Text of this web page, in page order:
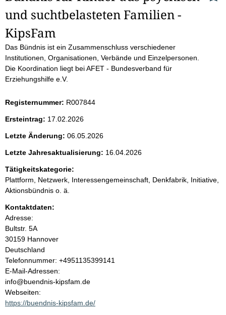
e
i
t
e
n
i
n
h
a
l
t
und suchtbelasteten Familien -
KipsFam
Das Bündnis ist ein Zusammenschluss verschiedener
Institutionen, Organisationen, Verbände und Einzelpersonen.
Die Koordination liegt bei AFET - Bundesverband für
Erziehungshilfe e.V.
Registernummer: R007844
Ersteintrag: 17.02.2026
Letzte Änderung: 06.05.2026
Letzte Jahresaktualisierung: 16.04.2026
Tätigkeitskategorie:
Plattform, Netzwerk, Interessengemeinschaft, Denkfabrik, Initiative,
Aktionsbündnis o. ä.
Kontaktdaten:
Adresse:
Bultstr. 5A
30159 Hannover
Deutschland
K
o
n
t
a
Telefonnummer: +4951135399141
E-Mail-Adressen:
info@buendnis-kipsfam.de
Webseiten:
https://buendnis-kipsfam.de/